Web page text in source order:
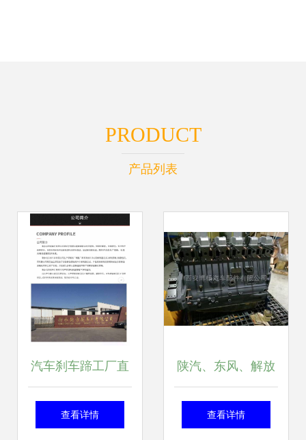
PRODUCT
产品列表
汽车刹车蹄工厂直
营 一站式采购
查看详情
陕汽、东风、解放
LNG天然气减压阀
查看详情